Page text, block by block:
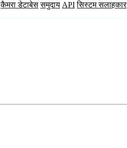
कैमरा डेटाबेस समुदाय API सिस्टम सलाहकार